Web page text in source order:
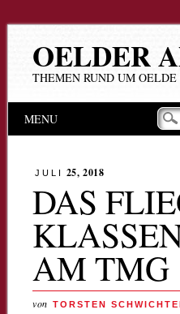
OELDER
THEMEN RUND UM
Hauptmenü
Inhalt
MENU
JULI 25, 2018
DAS
AM TMG
von TORSTEN